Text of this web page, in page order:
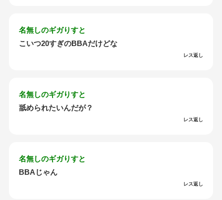
名無しのギガりすと
こいつ20すぎのBBAだけどな
レス返し
名無しのギガりすと
舐められたいんだが？
レス返し
名無しのギガりすと
BBAじゃん
レス返し